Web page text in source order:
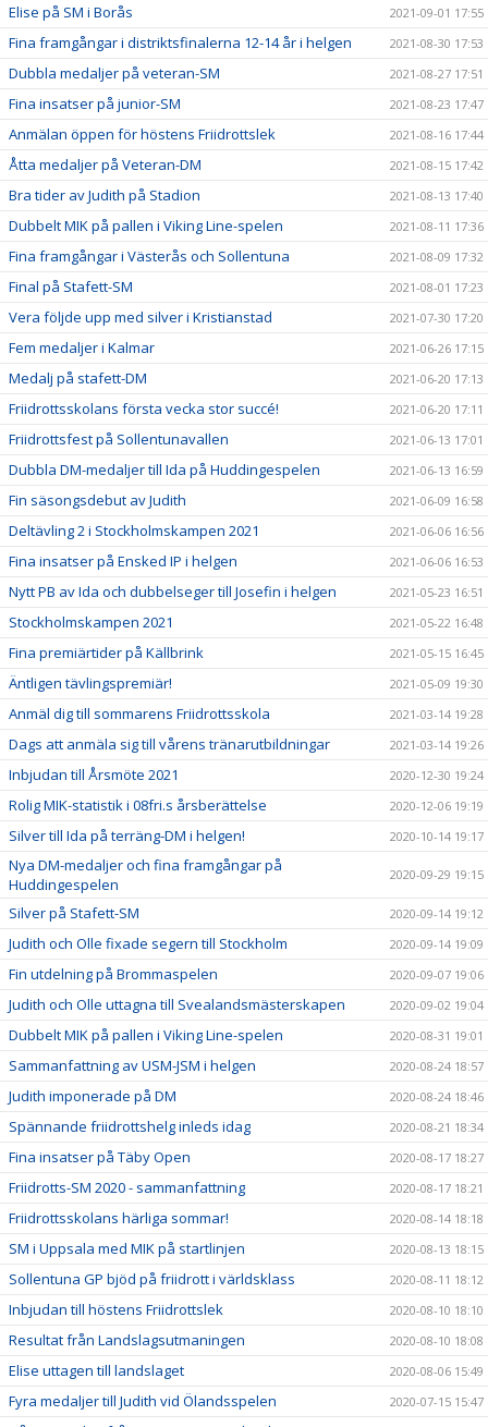
Elise på SM i Borås 2021-09-01 17:55
Fina framgångar i distriktsfinalerna 12-14 år i helgen 2021-08-30 17:53
Dubbla medaljer på veteran-SM 2021-08-27 17:51
Fina insatser på junior-SM 2021-08-23 17:47
Anmälan öppen för höstens Friidrottslek 2021-08-16 17:44
Åtta medaljer på Veteran-DM 2021-08-15 17:42
Bra tider av Judith på Stadion 2021-08-13 17:40
Dubbelt MIK på pallen i Viking Line-spelen 2021-08-11 17:36
Fina framgångar i Västerås och Sollentuna 2021-08-09 17:32
Final på Stafett-SM 2021-08-01 17:23
Vera följde upp med silver i Kristianstad 2021-07-30 17:20
Fem medaljer i Kalmar 2021-06-26 17:15
Medalj på stafett-DM 2021-06-20 17:13
Friidrottsskolans första vecka stor succé! 2021-06-20 17:11
Friidrottsfest på Sollentunavallen 2021-06-13 17:01
Dubbla DM-medaljer till Ida på Huddingespelen 2021-06-13 16:59
Fin säsongsdebut av Judith 2021-06-09 16:58
Deltävling 2 i Stockholmskampen 2021 2021-06-06 16:56
Fina insatser på Ensked IP i helgen 2021-06-06 16:53
Nytt PB av Ida och dubbelseger till Josefin i helgen 2021-05-23 16:51
Stockholmskampen 2021 2021-05-22 16:48
Fina premiärtider på Källbrink 2021-05-15 16:45
Äntligen tävlingspremiär! 2021-05-09 19:30
Anmäl dig till sommarens Friidrottsskola 2021-03-14 19:28
Dags att anmäla sig till vårens tränarutbildningar 2021-03-14 19:26
Inbjudan till Årsmöte 2021 2020-12-30 19:24
Rolig MIK-statistik i 08fri.s årsberättelse 2020-12-06 19:19
Silver till Ida på terräng-DM i helgen! 2020-10-14 19:17
Nya DM-medaljer och fina framgångar på
Huddingespelen
2020-09-29 19:15
Silver på Stafett-SM 2020-09-14 19:12
Judith och Olle fixade segern till Stockholm 2020-09-14 19:09
Fin utdelning på Brommaspelen 2020-09-07 19:06
Judith och Olle uttagna till Svealandsmästerskapen 2020-09-02 19:04
Dubbelt MIK på pallen i Viking Line-spelen 2020-08-31 19:01
Sammanfattning av USM-JSM i helgen 2020-08-24 18:57
Judith imponerade på DM 2020-08-24 18:46
Spännande friidrottshelg inleds idag 2020-08-21 18:34
Fina insatser på Täby Open 2020-08-17 18:27
Friidrotts-SM 2020 - sammanfattning 2020-08-17 18:21
Friidrottsskolans härliga sommar! 2020-08-14 18:18
SM i Uppsala med MIK på startlinjen 2020-08-13 18:15
Sollentuna GP bjöd på friidrott i världsklass 2020-08-11 18:12
Inbjudan till höstens Friidrottslek 2020-08-10 18:10
Resultat från Landslagsutmaningen 2020-08-10 18:08
Elise uttagen till landslaget 2020-08-06 15:49
Fyra medaljer till Judith vid Ölandsspelen 2020-07-15 15:47